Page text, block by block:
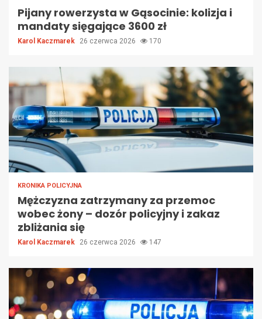
Pijany rowerzysta w Gąsocinie: kolizja i
mandaty sięgające 3600 zł
Karol Kaczmarek 26 czerwca 2026 170
KRONIKA POLICYJNA
Mężczyzna zatrzymany za przemoc
wobec żony – dozór policyjny i zakaz
zbliżania się
Karol Kaczmarek 26 czerwca 2026 147